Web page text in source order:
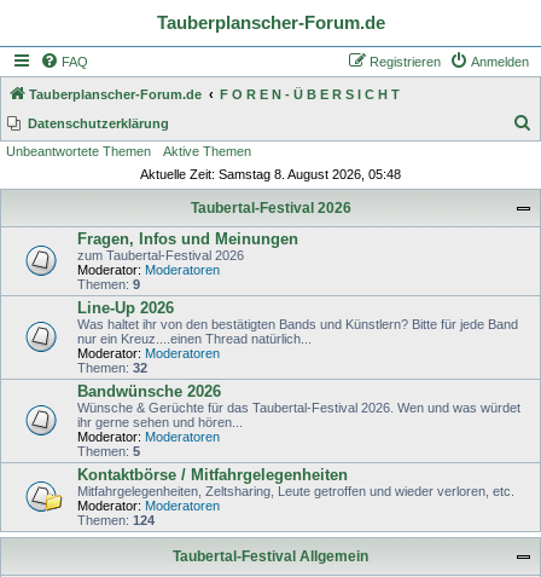
Tauberplanscher-Forum.de
FAQ Anmelden
Registrieren
Tauberplanscher-Forum.de
F O R E N - Ü B E R S I C H T
Datenschutzerklärung
Unbeantwortete Themen
Aktive Themen
Aktuelle Zeit: Samstag 8. August 2026, 05:48
Taubertal-Festival 2026
Fragen, Infos und Meinungen
zum Taubertal-Festival 2026
Moderator: Moderatoren
Themen: 9
Line-Up 2026
Was haltet ihr von den bestätigten Bands und Künstlern? Bitte für jede Band
nur ein Kreuz....einen Thread natürlich...
Moderator: Moderatoren
Themen: 32
Bandwünsche 2026
Wünsche & Gerüchte für das Taubertal-Festival 2026. Wen und was würdet
ihr gerne sehen und hören...
Moderator: Moderatoren
Themen: 5
Kontaktbörse / Mitfahrgelegenheiten
Mitfahrgelegenheiten, Zeltsharing, Leute getroffen und wieder verloren, etc.
Moderator: Moderatoren
Themen: 124
Taubertal-Festival Allgemein